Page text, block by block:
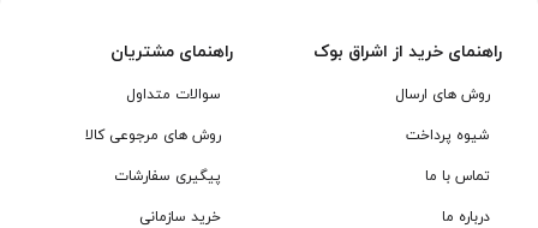
راهنمای خرید از اشراق بوک
روش های ارسال
شیوه پرداخت
تماس با ما
درباره ما
راهنمای مشتریان
سوالات متداول
روش های مرجوعی کالا
پیگیری سفارشات
خرید سازمانی